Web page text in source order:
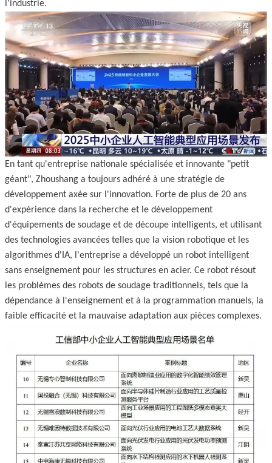
l'industrie.
En tant qu'entreprise nationale spécialisée et innovante "petit
géant", Zhoushang a toujours adhéré à une stratégie de
développement axée sur l'innovation. Forte de plus de 20 ans
d'expérience dans la recherche et le développement
d'équipements de soudage et de découpe intelligents, et utilisant
des technologies avancées telles que la vision robotique et les
algorithmes d'IA, l'entreprise a développé un robot intelligent
sans enseignement pour les structures en acier. Ce robot résout
les problèmes des robots de soudage traditionnels, tels que la
dépendance à l'enseignement et à la programmation manuels, la
faible efficacité et la mauvaise adaptation aux pièces complexes.